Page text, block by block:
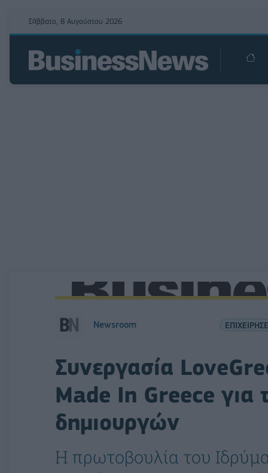
Σάββατο, 8 Αυγούστου 2026
Newsroom
Συνεργασία
Made In Greece
δημιουργών
Η πρωτοβουλία του